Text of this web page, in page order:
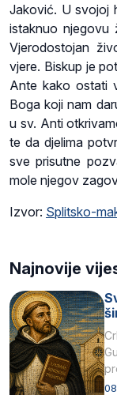
Jaković. U svojoj
istaknuo njegovu
Vjerodostojan
vjere. Biskup je
Ante kako ostati
Boga koji nam
u sv. Anti
te da djelima
sve prisutne
mole njegov
Izvor: Splitsko-
Najnovije